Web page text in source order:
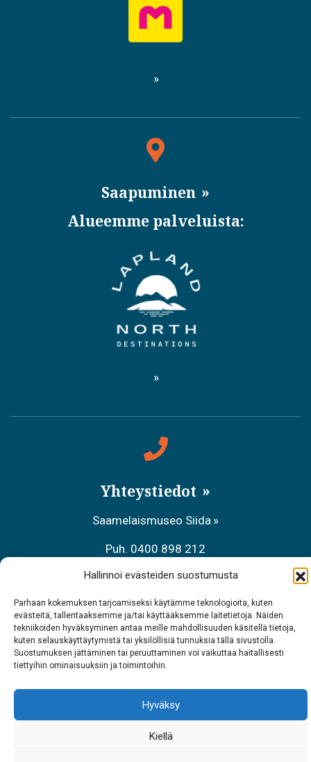
Hallinnoi evästeiden suostumusta
Parhaan kokemuksen tarjoamiseksi käytämme teknologioita, kuten
evästeitä, tallentaaksemme ja/tai käyttääksemme laitetietoja. Näiden
tekniikoiden hyväksyminen antaa meille mahdollisuuden käsitellä tietoja,
kuten selauskäyttäytymistä tai yksilöllisiä tunnuksia tällä sivustolla.
Suostumuksen jättäminen tai peruuttaminen voi vaikuttaa haitallisesti
tiettyihin ominaisuuksiin ja toimintoihin.
Hyväksy
Kiellä
Saapuminen
Alueemme palveluista:
Yhteystiedot
Saamelaismuseo Siida
Puh. 0400 898 212
Metsähallituksen asiakaspalvelu
Puh. 0206 39 7740
Ravintola Sarrit
Puh. 040 700 6485